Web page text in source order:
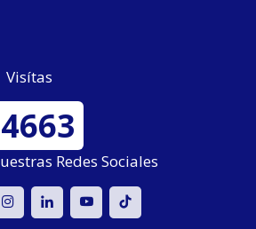
Visítas
Redes Sociales